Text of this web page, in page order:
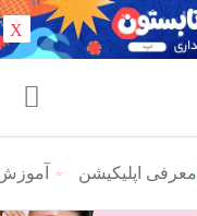
معرفی اپلیکیشن
X